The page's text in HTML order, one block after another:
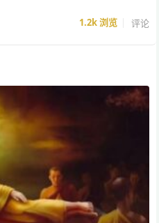
1.2k浏览 评论